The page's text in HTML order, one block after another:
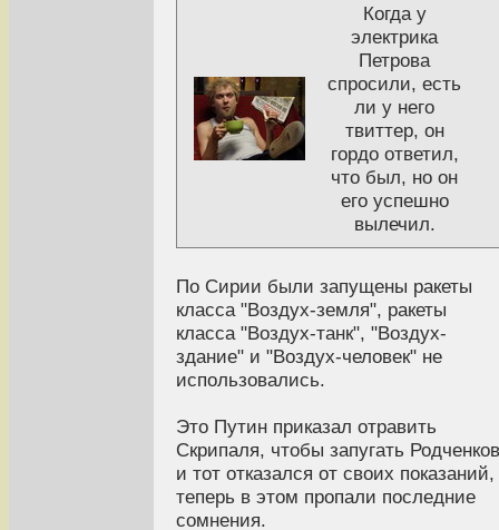
Когда у
электрика
Петрова
спросили, есть
ли у него
твиттер, он
гордо ответил,
что был, но он
его успешно
вылечил.
По Сирии были запущены ракеты
класса "Воздух-земля", ракеты
класса "Воздух-танк", "Воздух-
здание" и "Воздух-человек" не
использовались.
Это Путин приказал отравить
Скрипаля, чтобы запугать
и тот отказался от своих показаний,
теперь в этом пропали последние
сомнения.